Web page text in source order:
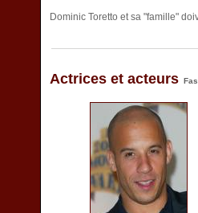
Dominic Toretto et sa "famille"
Actrices et acteurs